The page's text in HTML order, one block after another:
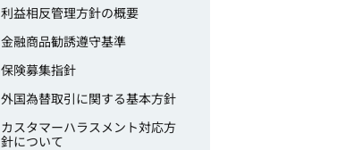
利益相反管理方針の概要
金融商品勧誘遵守基準
保険募集指針
外国為替取引に関する基本方針
カスタマーハラスメント対応方
針について